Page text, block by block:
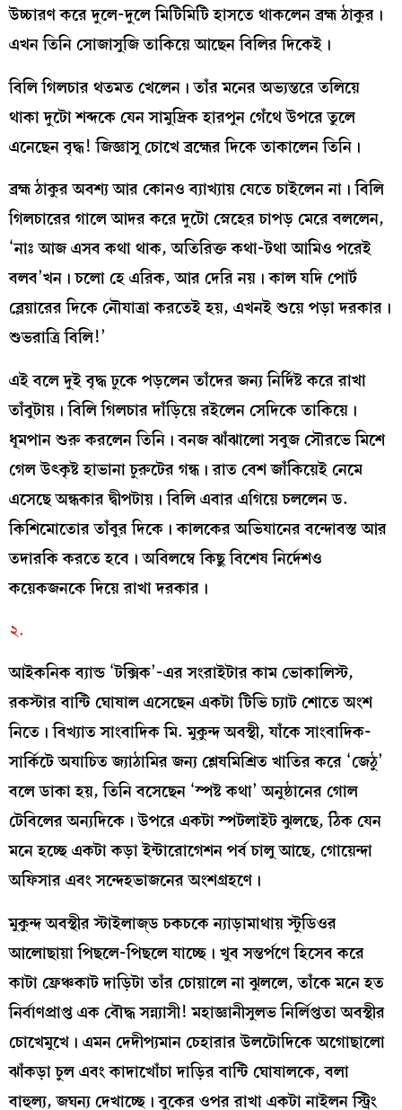
উচ্চারণ করে দুলে-দুলে মিটিমিটি হাসতে থাকলেন ব্রহ্ম ঠাকুর।
এখন তিনি সোজাসুজি তাকিয়ে আছেন বিলির দিকেই।
বিলি গিলচার থতমত খেলেন। তাঁর মনের অভ্যন্তরে তলিয়ে
থাকা দুটো শব্দকে যেন সামুদ্রিক হারপুন গেঁথে উপরে তুলে
এনেছেন বৃদ্ধ! জিজ্ঞাসু চোখে ব্রহ্মের দিকে তাকালেন তিনি।
ব্রহ্ম ঠাকুর অবশ্য আর কোনও ব্যাখ্যায় যেতে চাইলেন না। বিলি
গিলচারের গালে আদর করে দুটো স্নেহের চাপড় মেরে বললেন,
‘নাঃ আজ এসব কথা থাক, অতিরিক্ত কথা-টথা আমিও পরেই
বলব’খন। চলো হে এরিক, আর দেরি নয়। কাল যদি পোর্ট
ব্লেয়ারের দিকে নৌযাত্রা করতেই হয়, এখনই শুয়ে পড়া দরকার।
শুভরাত্রি বিলি!’
এই বলে দুই বৃদ্ধ ঢুকে পড়লেন তাঁদের জন্য নির্দিষ্ট করে রাখা
তাঁবুটায়। বিলি গিলচার দাঁড়িয়ে রইলেন সেদিকে তাকিয়ে।
ধূমপান শুরু করলেন তিনি। বনজ ঝাঁঝালো সবুজ সৌরভে মিশে
গেল উৎকৃষ্ট হাভানা চুরুটের গন্ধ। রাত বেশ জাঁকিয়েই নেমে
এসেছে অন্ধকার দ্বীপটায়। বিলি এবার এগিয়ে চললেন ড.
কিশিমোতোর তাঁবুর দিকে। কালকের অভিযানের বন্দোবস্ত আর
তদারকি করতে হবে। অবিলম্বে কিছু বিশেষ নির্দেশও
কয়েকজনকে দিয়ে রাখা দরকার।
২.
আইকনিক ব্যান্ড ‘টক্সিক’-এর সংরাইটার কাম ভোকালিস্ট,
রকস্টার বান্টি ঘোষাল এসেছেন একটা টিভি চ্যাট শোতে অংশ
নিতে। বিখ্যাত সাংবাদিক মি. মুকুন্দ অবস্থী, যাঁকে সাংবাদিক-
সার্কিটে অযাচিত জ্যাঠামির জন্য শ্লেষমিশ্রিত খাতির করে ‘জেঠু’
বলে ডাকা হয়, তিনি বসেছেন ‘স্পষ্ট কথা’ অনুষ্ঠানের গোল
টেবিলের অন্যদিকে। উপরে একটা স্পটলাইট ঝুলছে, ঠিক যেন
মনে হচ্ছে একটা কড়া ইন্টারোগেশন পর্ব চালু আছে, গোয়েন্দা
অফিসার এবং সন্দেহভাজনের অংশগ্রহণে।
মুকুন্দ অবস্থীর স্টাইলাজ্‌ড চকচকে ন্যাড়ামাথায় স্টুডিওর
আলোছায়া পিছলে-পিছলে যাচ্ছে। খুব সন্তর্পণে হিসেব করে
কাটা ফ্রেঞ্চকাট দাড়িটা তাঁর চোয়ালে না ঝুললে, তাঁকে মনে হত
নির্বাণপ্রাপ্ত এক বৌদ্ধ সন্ন্যাসী! মহাজ্ঞানীসুলভ নির্লিপ্ততা অবস্থীর
চোখেমুখে। এমন দেদীপ্যমান চেহারার উলটোদিকে অগোছালো
ঝাঁকড়া চুল এবং কাদাখোঁচা দাড়ির বান্টি ঘোষালকে, বলা
বাহুল্য, জঘন্য দেখাচ্ছে। বুকের ওপর রাখা একটা নাইলন স্ট্রিং